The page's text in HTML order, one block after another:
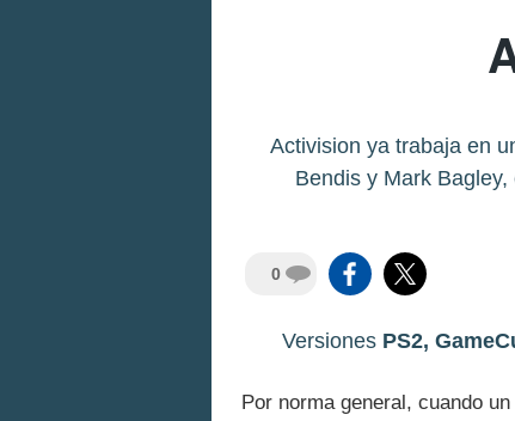
Activision ya trabaja en
Bendis y Mark
0
Versiones PS2,
Por norma general, cuando